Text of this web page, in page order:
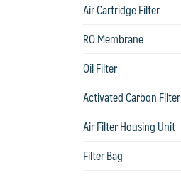
Air Cartridge Filter
RO Membrane
Oil Filter
Activated Carbon Filter
Air Filter Housing Unit
Filter Bag